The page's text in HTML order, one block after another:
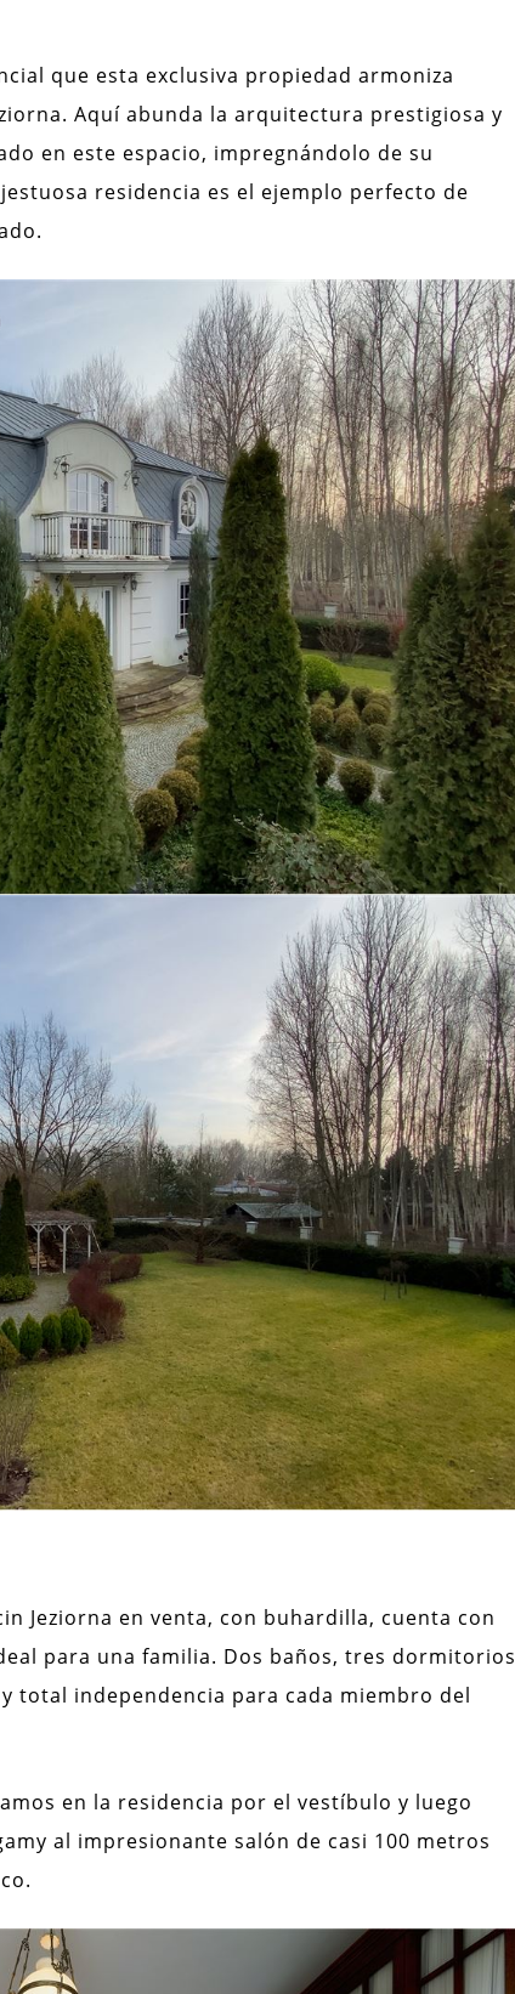
que esta exclusiva propiedad armoniza
Aquí abunda la arquitectura prestigiosa y
en este espacio, impregnándolo de su
residencia es el ejemplo perfecto de
Jeziorna en venta, con buhardilla, cuenta con
para una familia. Dos baños, tres dormitorios
total independencia para cada miembro del
en la residencia por el vestíbulo y luego
al impresionante salón de casi 100 metros